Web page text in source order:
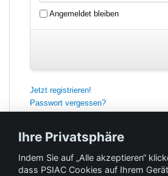
Angemeldet bleiben
Jetzt registrieren!
Passwort vergessen?
Feedback
Ihre Privatsphäre
Indem Sie auf „Alle akzeptieren“
dass PSIAC Cookies auf Ihrem